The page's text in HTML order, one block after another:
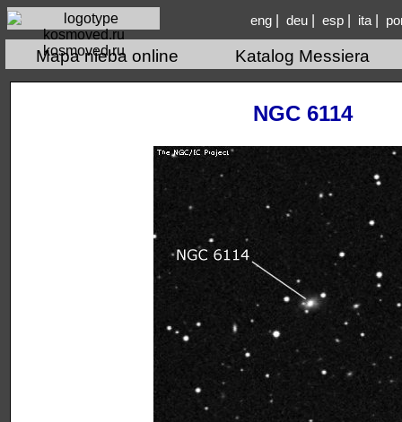
kosmoved.ru
eng| deu| esp| ita|
Mapa nieba online Katalog Messiera
NGC 6114